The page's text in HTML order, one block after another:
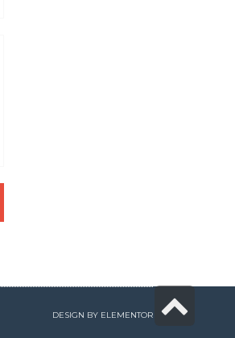
DESIGN BY ELEMENTORגלילה